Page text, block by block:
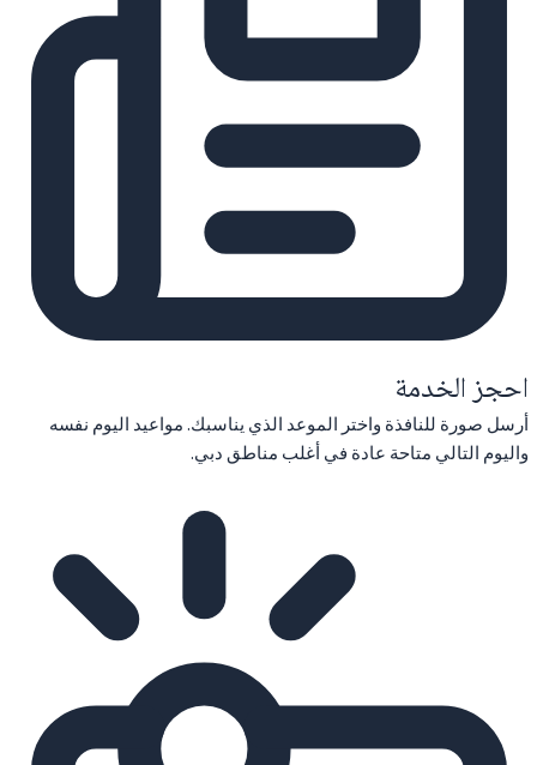
احجز الخدمة
أرسل صورة للنافذة واختر الموعد الذي يناسبك. مواعيد اليوم نفسه
واليوم التالي متاحة عادة في أغلب مناطق دبي.